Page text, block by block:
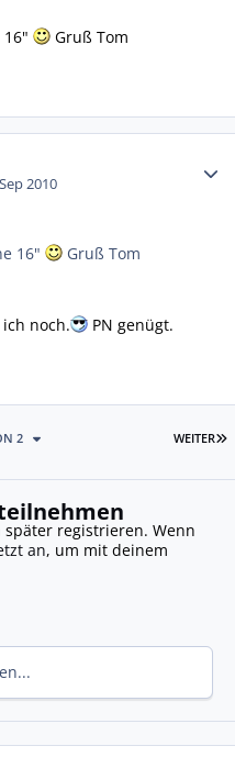
Gruß Tom
2010
16" Gruß Tom
noch. PN genügt.
WEITER
2
registrieren. Wenn
an, um mit deinem